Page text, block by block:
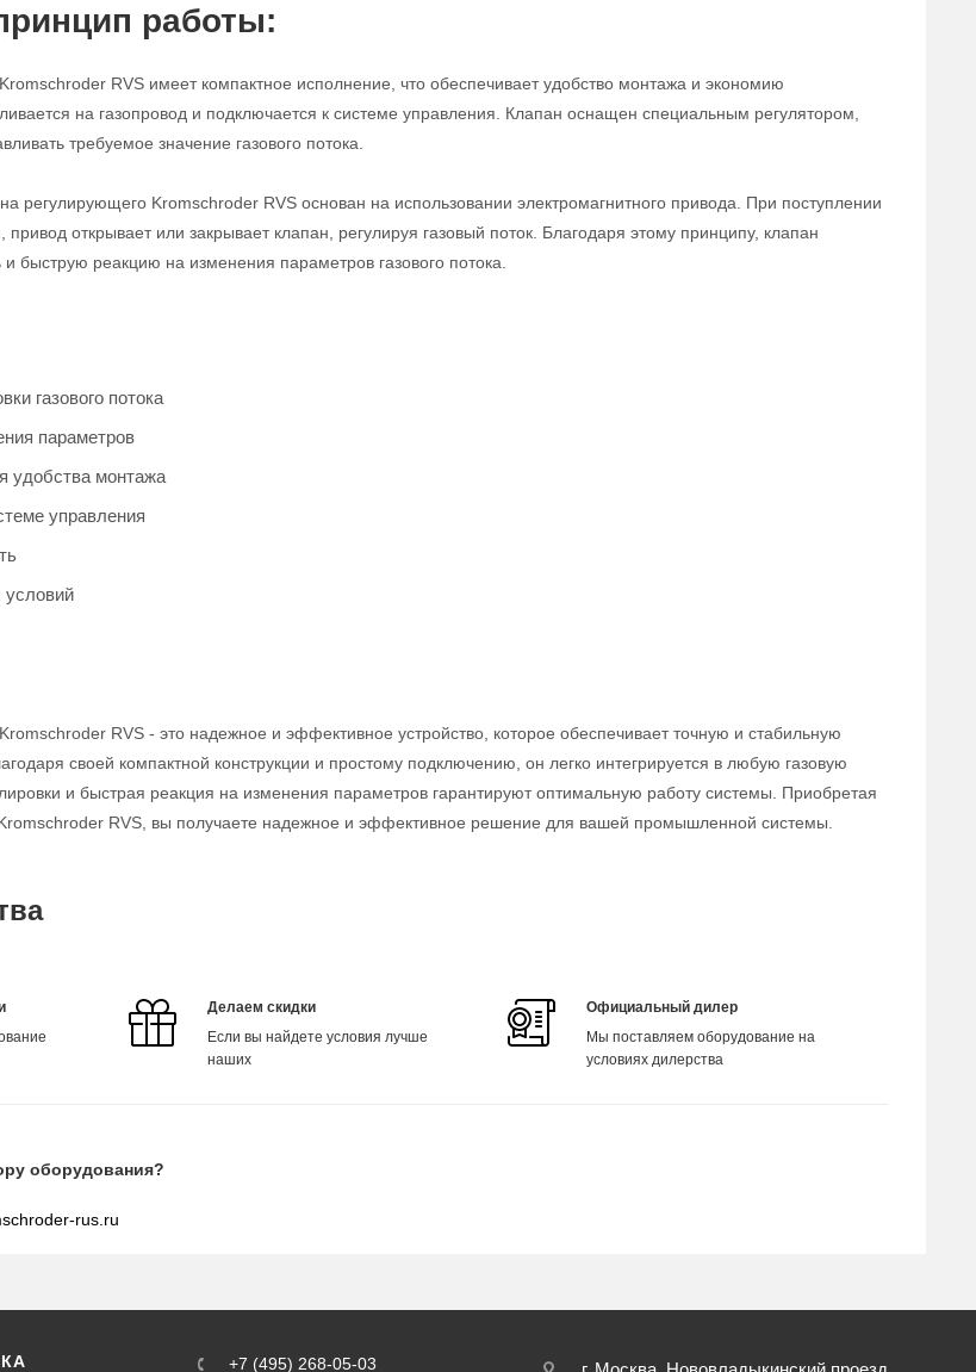
работы:
RVS имеет компактное исполнение, что обеспечивает удобство монтажа и экономию
на газопровод и подключается к системе управления. Клапан оснащен специальным регулятором,
требуемое значение газового потока.
регулирующего Kromschroder RVS основан на использовании электромагнитного привода. При поступлении
открывает или закрывает клапан, регулируя газовый поток. Благодаря этому принципу, клапан
быструю реакцию на изменения параметров газового потока.
газового потока
параметров
удобства монтажа
управления
условий
RVS - это надежное и эффективное устройство, которое обеспечивает точную и стабильную
своей компактной конструкции и простому подключению, он легко интегрируется в любую газовую
и быстрая реакция на изменения параметров гарантируют оптимальную работу системы. Приобретая
RVS, вы получаете надежное и эффективное решение для вашей промышленной системы.
Делаем скидки
Если вы найдете условия лучше
наших
Официальный дилер
Мы поставляем оборудование на
условиях дилерства
оборудования?
rus.ru
+7 (495) 268-05-03